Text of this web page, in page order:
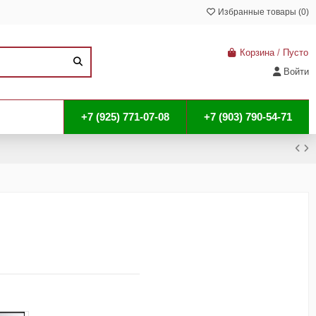
Избранные товары (0)
Корзина / Пусто
Войти
+7 (903) 790-54-71
+7 (925) 771-07-08